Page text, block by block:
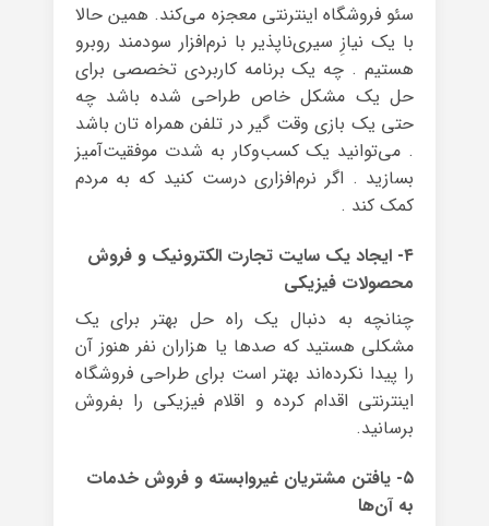
سئو فروشگاه اینترنتی معجزه می‌کند. همین حالا
با یک نیازِ سیری‌ناپذیر با نرم‌افزار سودمند روبرو
هستیم . چه یک برنامه کاربردی تخصصی برای
حل یک مشکل خاص طراحی شده باشد چه
حتی یک بازی وقت گیر در تلفن همراه تان باشد
. می‌توانید یک کسب‌وکار به شدت موفقیت‌آمیز
بسازید . اگر نرم‌افزاری درست کنید که به مردم
کمک کند .
۴- ایجاد یک سایت تجارت الکترونیک و فروش
محصولات فیزیکی
چنانچه به دنبال یک راه حل بهتر برای یک
مشکلی هستید که صدها یا هزاران نفر هنوز آن
را پیدا نکرده‌اند بهتر است برای طراحی فروشگاه
اینترنتی اقدام کرده و اقلام فیزیکی را بفروش
برسانید.
۵- یافتن مشتریان غیروابسته و فروش خدمات
به آن‌ها